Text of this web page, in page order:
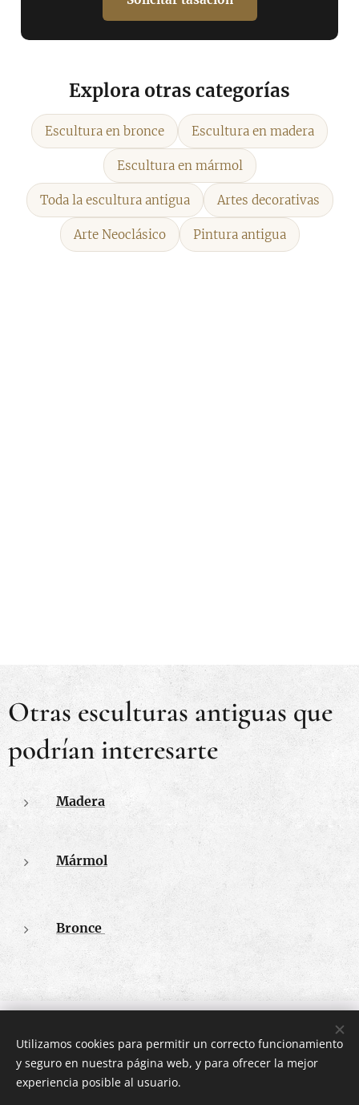
Explora otras categorías
Escultura en bronce Escultura en madera
Escultura en mármol
Toda la escultura antigua Artes decorativas
Arte Neoclásico Pintura antigua
Otras esculturas antiguas que
podrían interesarte
Madera
Mármol
Bronce
Eliche Arte y Antigüedades
Calle Mira el Río Baja 5 Bis, Madrid, 28005
Utilizamos cookies para permitir un correcto funcionamiento
y seguro en nuestra página web, y para ofrecer la mejor
experiencia posible al usuario.